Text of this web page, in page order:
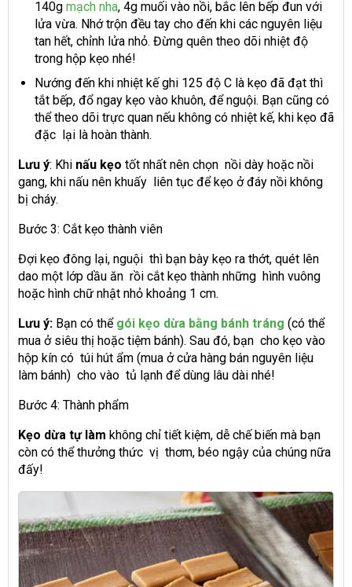
140g mạch nha, 4g muối vào nồi, bắc lên bếp đun với
lửa vừa. Nhớ trộn đều tay cho đến khi các nguyên liệu
tan hết, chỉnh lửa nhỏ. Đừng quên theo dõi nhiệt độ
trong hộp kẹo nhé!
Nướng đến khi nhiệt kế ghi 125 độ C là kẹo đã đạt thì
tắt bếp, đổ ngay kẹo vào khuôn, để nguội. Bạn cũng có
thể theo dõi trực quan nếu không có nhiệt kế, khi kẹo đã
đặc lại là hoàn thành.
Lưu ý: Khi nấu kẹo tốt nhất nên chọn nồi dày hoặc nồi
gang, khi nấu nên khuấy liên tục để kẹo ở đáy nồi không
bị cháy.
Bước 3: Cắt kẹo thành viên
Đợi kẹo đông lại, nguội thì bạn bày kẹo ra thớt, quét lên
dao một lớp dầu ăn rồi cắt kẹo thành những hình vuông
hoặc hình chữ nhật nhỏ khoảng 1 cm.
Lưu ý: Bạn có thể gói kẹo dừa bằng bánh tráng (có thể
mua ở siêu thị hoặc tiệm bánh). Sau đó, bạn cho kẹo vào
hộp kín có túi hút ẩm (mua ở cửa hàng bán nguyên liệu
làm bánh) cho vào tủ lạnh để dùng lâu dài nhé!
Bước 4: Thành phẩm
Kẹo dừa tự làm không chỉ tiết kiệm, dễ chế biến mà bạn
còn có thể thưởng thức vị thơm, béo ngậy của chúng nữa
đấy!